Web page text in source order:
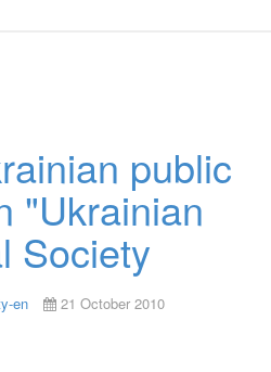
public
"Ukrainian
Society
en
21 October 2010